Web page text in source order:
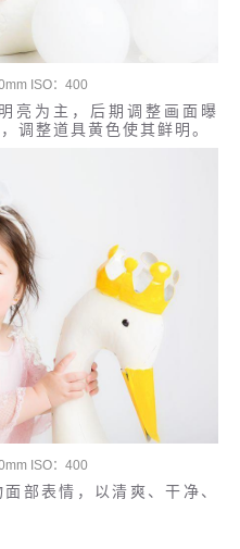
ISO：400
亮为主，后期调整画面曝
调整道具黄色使其鲜明。
ISO：400
部表情，以清爽、干净、